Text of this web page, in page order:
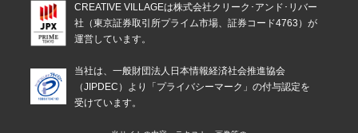
CREATIVE VILLAGEは株式会社クリーク･アンド･リバー
社（東京証券取引所プライム市場、証券コード4763）が
運営しています。
当社は、一般財団法人日本情報経済社会推進協会
（JIPDEC）より「プライバシーマーク」の付与認定を
受けています。